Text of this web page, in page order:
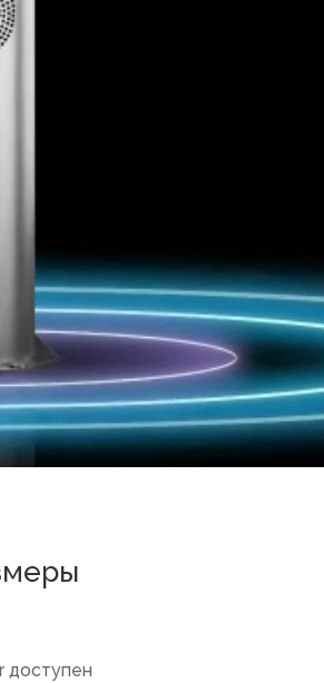
доступен